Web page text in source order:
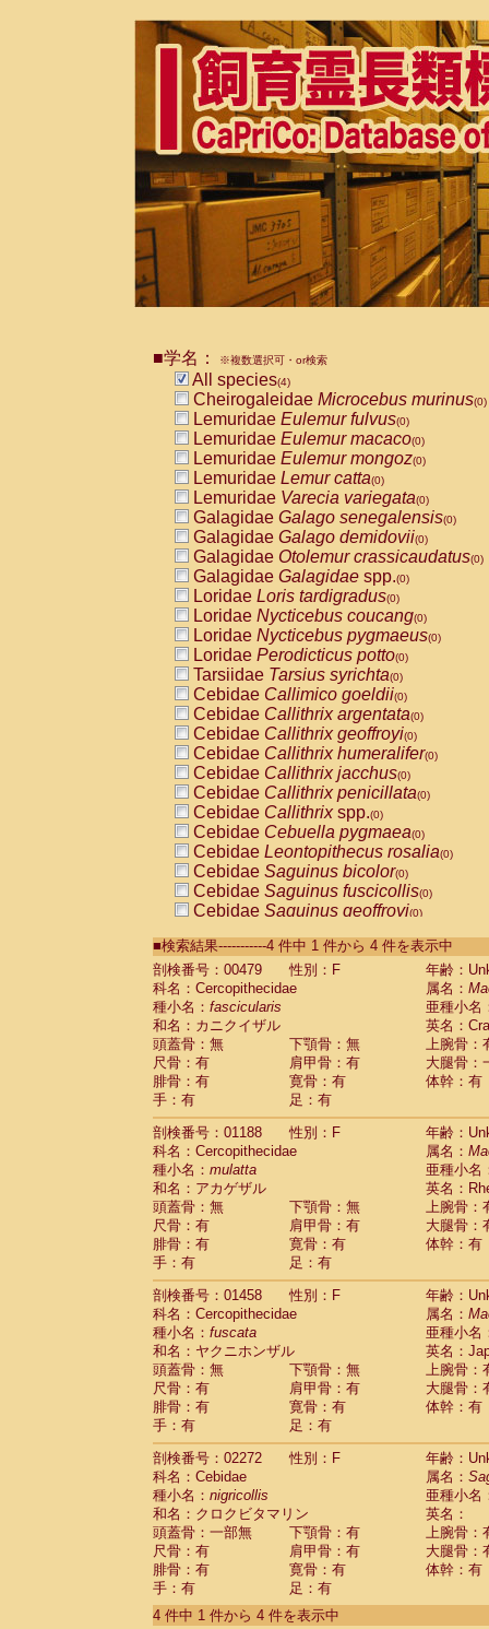
■学名： ※複数選択可・or検索
All species(4)
Cheirogaleidae Microcebus murinus(0)
Lemuridae Eulemur fulvus(0)
Lemuridae Eulemur macaco(0)
Lemuridae Eulemur mongoz(0)
Lemuridae Lemur catta(0)
Lemuridae Varecia variegata(0)
Galagidae Galago senegalensis(0)
Galagidae Galago demidovii(0)
Galagidae Otolemur crassicaudatus(0)
Galagidae Galagidae spp.(0)
Loridae Loris tardigradus(0)
Loridae Nycticebus coucang(0)
Loridae Nycticebus pygmaeus(0)
Loridae Perodicticus potto(0)
Tarsiidae Tarsius syrichta(0)
Cebidae Callimico goeldii(0)
Cebidae Callithrix argentata(0)
Cebidae Callithrix geoffroyi(0)
Cebidae Callithrix humeralifer(0)
Cebidae Callithrix jacchus(0)
Cebidae Callithrix penicillata(0)
Cebidae Callithrixspp.(0)
Cebidae Cebuella pygmaea(0)
Cebidae Leontopithecus rosalia(0)
Cebidae Saguinus bicolor(0)
Cebidae Saguinus fuscicollis(0)
Cebidae Saguinus geoffroyi(0)
CebidaeSaguinus labiatus(0)
Cebidae Saguinus leucopus (0)
CebidaeSaguinus midas
CebidaeSaguinus mystax
CebidaeSaguinus nigricollis (1)
Cebidae Saguinus oedipus
Cebidae Saguinus weddelli
Cebidae Saguinusspp.
Cebidae Aotus trivirgatus
Cebidae Cebus albifrons
CebidaeCebus apella
Cebidae
CebidaeCebus nigrivittatus
Cebidae Cebusspp.(0)
Cebidae Saimiri boliviensis
Cebidae Saimiri sciureus
Atelidae Alouatta caraya
AtelidaeAlouatta fusca
AtelidaeAlouatta seniculus
AtelidaeAlouatta
Atelidae Ateles belzebuth
Atelidae Ateles geoffroyi
Atelidae Ateles paniscus
Atelidae Atelesspp.
Atelidae Lagothrix lagothricha
AtelidaeLagothrix lagothricha cana(0)
Pitheciidae
Cacajao calvus
Pitheciidae
Callicebus cupreus(0)
Pitheciidae Callicebus donacophilus(0)
PitheciidaeCallicebus moloch(0)
Pitheciidae Callicebus torquatus(0)
Pitheciidae Callicebus
Pitheciidae Chiropotes satanas
Pitheciidae Pithecia monachus
PitheciidaePithecia pithecia
■検索結果-----------4 件中 1 件から 4 件を表示中
剖検番号：00479
性別：F
年齢：
科名：Cercopithecidae
属名：
種小名： fascicularis
亜種小名
和名：カニクイザル
英名：
頭蓋骨：無
下顎骨：無
上腕骨：
尺骨：有
肩甲骨：有
大腿骨：
腓骨：有
寛骨：有
体幹：有
手：有
足：有
剖検番号：01188
性別：F
年齢：
科名：Cercopithecidae
属名：
種小名： mulatta
亜種小名
和名：アカゲザル
英名：
頭蓋骨：無
下顎骨：無
上腕骨：
尺骨：有
肩甲骨：有
大腿骨：
腓骨：有
寛骨：有
体幹：有
手：有
足：有
剖検番号：01458
性別：F
年齢：
科名：Cercopithecidae
属名：
種小名： fuscata
亜種小名
和名：ヤクニホンザル
英名：
頭蓋骨：無
下顎骨：無
上腕骨：
尺骨：有
肩甲骨：有
大腿骨：
腓骨：有
寛骨：有
体幹：有
手：有
足：有
剖検番号：02272
性別：F
年齢：
科名：Cebidae
属名：
種小名： nigricollis
亜種小名
和名：クロクビタマリン
英名：
頭蓋骨：一部無
下顎骨：有
上腕骨：
尺骨：有
肩甲骨：有
大腿骨：
腓骨：有
寛骨：有
体幹：有
手：有
足：有
4 件中 1 件から 4 件を表示中